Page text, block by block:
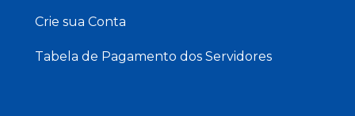
Crie sua Conta
Tabela de Pagamento dos Servidores